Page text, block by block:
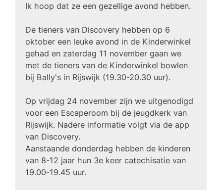
Ik hoop dat ze een gezellige avond hebben.
De tieners van Discovery hebben op 6
oktober een leuke avond in de Kinderwinkel
gehad en zaterdag 11 november gaan we
met de tieners van de Kinderwinkel bowlen
bij Bally's in Rijswijk (19.30-20.30 uur).
Op vrijdag 24 november zijn we uitgenodigd
voor een Escaperoom bij de jeugdkerk van
Rijswijk. Nadere informatie volgt via de app
van Discovery.
Aanstaande donderdag hebben de kinderen
van 8-12 jaar hun 3e keer catechisatie van
19.00-19.45 uur.